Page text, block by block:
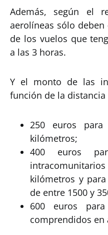
Además, según el
aerolíneas sólo
de los vuelos que
a las 3 horas.
Y el monto de las
función de la distancia
250 euros
kilómetros;
400 euros
kilómetros y
de entre 1500 y
600 euros
comprendidos en